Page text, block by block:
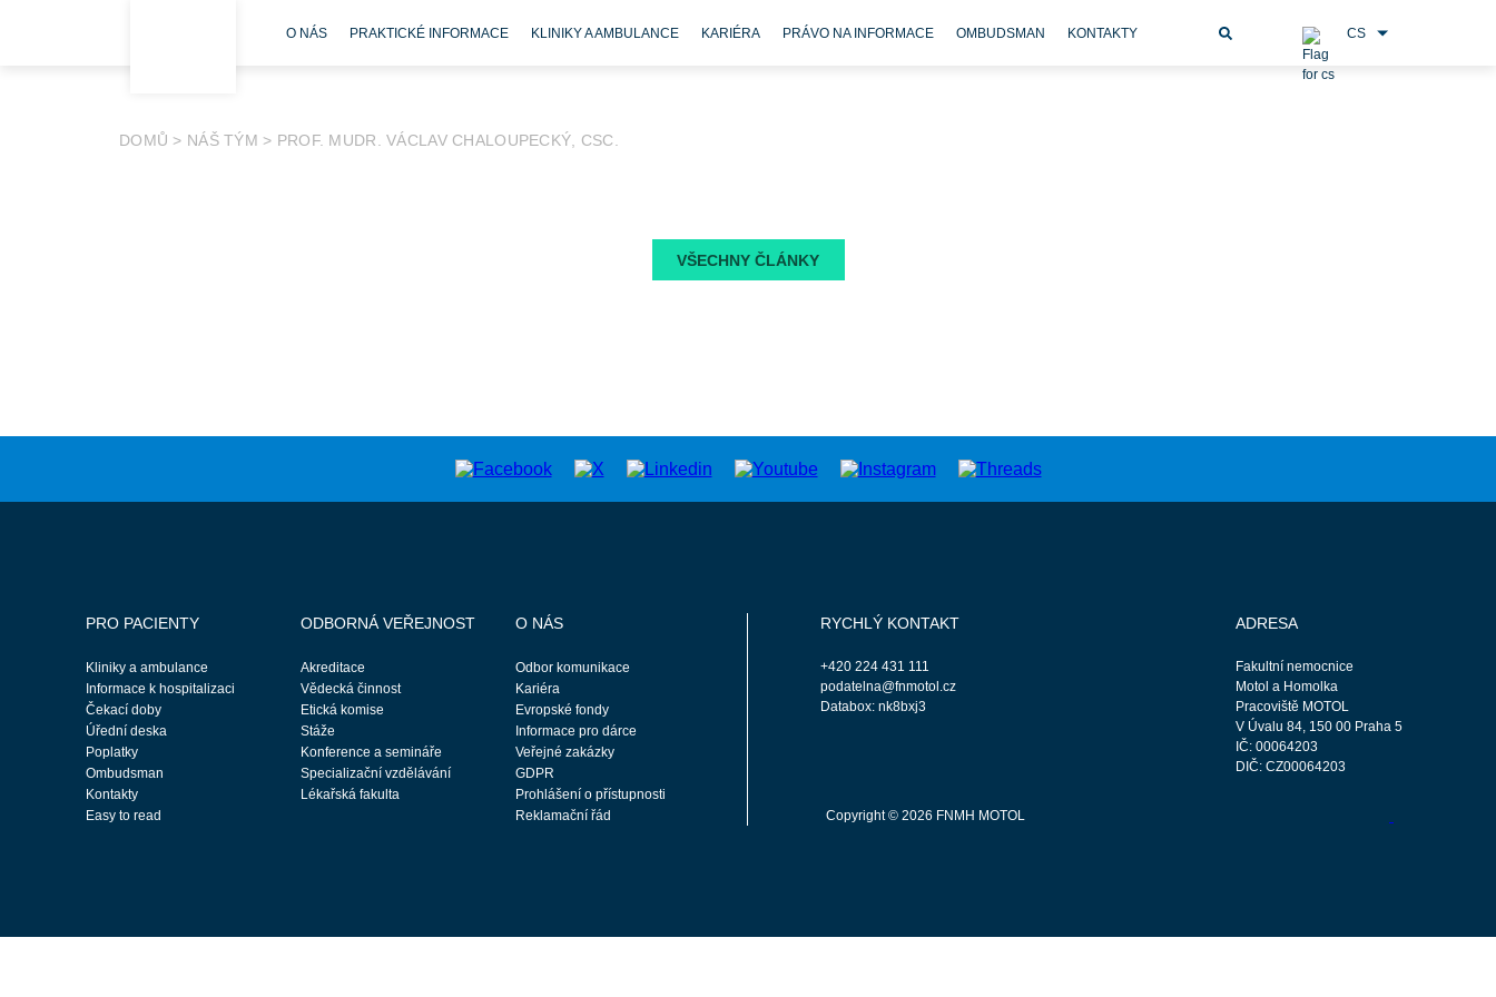
O NÁS PRAKTICKÉ INFORMACE KLINIKY A AMBULANCE KARIÉRA PRÁVO NA INFORMACE OMBUDSMAN KONTAKTY CS
DOMŮ > NÁŠ TÝM > PROF. MUDR. VÁCLAV CHALOUPECKÝ, CSC.
VŠECHNY ČLÁNKY
PRO PACIENTY
Kliniky a ambulance
Informace k hospitalizaci
Čekací doby
Úřední deska
Poplatky
Ombudsman
Kontakty
Easy to read
ODBORNÁ VEŘEJNOST
Akreditace
Vědecká činnost
Etická komise
Stáže
Konference a semináře
Specializační vzdělávání
Lékařská fakulta
O NÁS
Odbor komunikace
Kariéra
Evropské fondy
Informace pro dárce
Veřejné zakázky
GDPR
Prohlášení o přístupnosti
Reklamační řád
RYCHLÝ KONTAKT
+420 224 431 111
podatelna@fnmotol.cz
Databox: nk8bxj3
ADRESA
Fakultní nemocnice
Motol a Homolka
Pracoviště MOTOL
V Úvalu 84, 150 00 Praha 5
IČ: 00064203
DIČ: CZ00064203
Copyright © 2026 FNMH MOTOL